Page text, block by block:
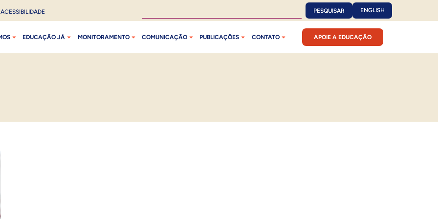
ACESSIBILIDADE PESQUISAR ENGLISH
EDUCAÇÃO JÁ MONITORAMENTO COMUNICAÇÃO PUBLICAÇÕES CONTATO APOIE A EDUCAÇÃO